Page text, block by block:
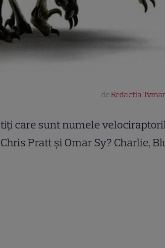
deRedactia
tiți care sunt numele
Chris Pratt și Omar Sy? Charlie,